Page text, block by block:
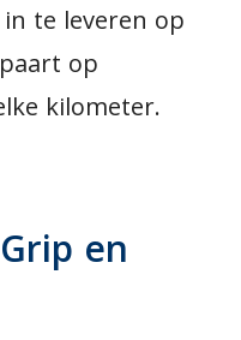
te leveren op
op
kilometer.
en